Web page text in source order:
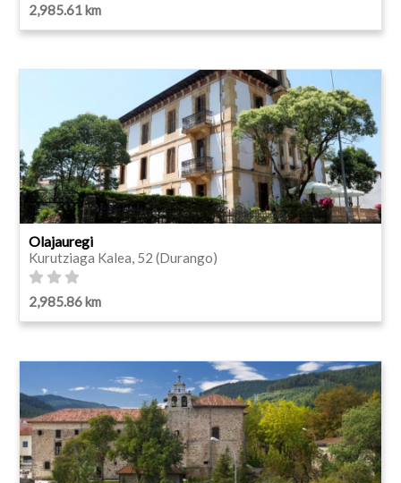
2,985.61 km
Olajauregi
Kurutziaga Kalea, 52 (Durango)
2,985.86 km